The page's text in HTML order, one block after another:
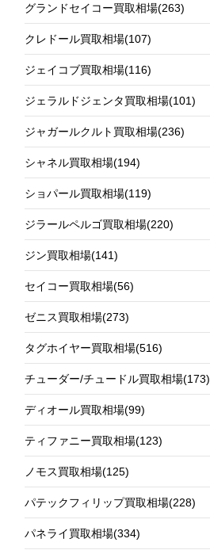
グランドセイコー買取相場(263)
クレドール買取相場(107)
ジェイコブ買取相場(116)
ジェラルドジェンタ買取相場(101)
ジャガールクルト買取相場(236)
シャネル買取相場(194)
ショパール買取相場(119)
ジラールペルゴ買取相場(220)
ジン買取相場(141)
セイコー買取相場(56)
ゼニス買取相場(273)
タグホイヤー買取相場(516)
チューダー/チュードル買取相場(173)
ディオール買取相場(99)
ティファニー買取相場(123)
ノモス買取相場(125)
パテックフィリップ買取相場(228)
パネライ買取相場(334)